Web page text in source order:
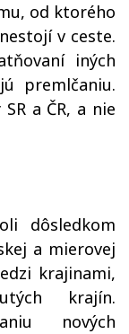
od ktorého
v ceste.
iných
premlčaniu.
a ČR, a nie
dôsledkom
a mierovej
krajinami,
krajín.
nových